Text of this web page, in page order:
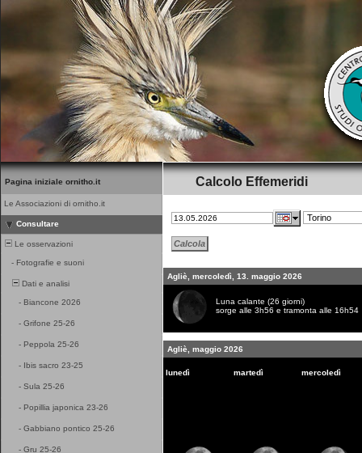
Pagina iniziale ornitho.it
Le Associazioni di ornitho.it
Consultare
Le osservazioni
- Fotografie e suoni
Dati e analisi
- Biancone 2026
- Grifone 25-26
- Peppola 25-26
- Ibis sacro 23-25
- Sula 25-26
- Popillia japonica 23-26
- Gabbiano pontico 25-26
- Gru 25-26
Calcolo Effemeridi
Agliè, mercoledì, 13. maggio 2026
Luna calante (26 giorni)
sorge alle 3h56 e tramonta alle 16h54
Agliè, maggio 2026
lunedì martedì mercoledì